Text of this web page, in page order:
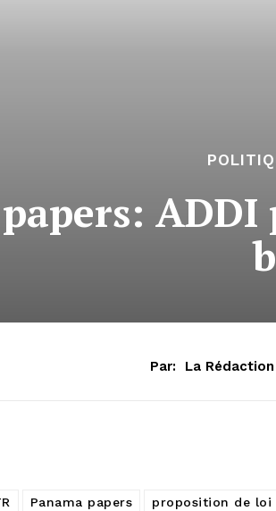
Par: La Rédaction
Panama papers proposition de loi